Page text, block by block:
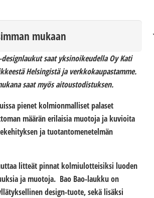
designlaukut saat yksinoikeudella Oy Kati
Helsingistä ja verkkokaupastamme.
saat myös aitoustodistuksen.
pienet kolmionmalliset palaset
määrän erilaisia muotoja ja kuvioita
ja tuotantomenetelmän
litteät pinnat kolmiulotteisiksi luoden
ja muotoja. Bao Bao-laukku on
design-tuote, sekä lisäksi